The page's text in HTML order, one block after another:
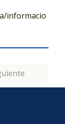
informacio